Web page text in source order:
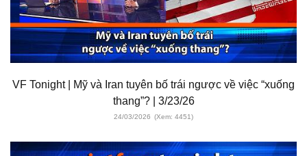
VF Tonight | Mỹ và Iran tuyên bố trái ngược về việc “xuống
thang”? | 3/23/26
24/03/2026 (Xem: 4451)